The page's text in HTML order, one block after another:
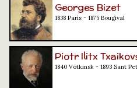
Georges Bizet
1838 París - 1875 Bougival
Piotr Ilitx
1840 Vótkinsk - 1893 Sant